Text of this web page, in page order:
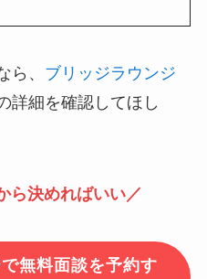
ら、 ブリッジラウンジ
詳細を確認してほし
ら決めればいい／
無料面談を予約す